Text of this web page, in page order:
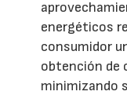
energéticos
consumidor
obtención de
minimizando